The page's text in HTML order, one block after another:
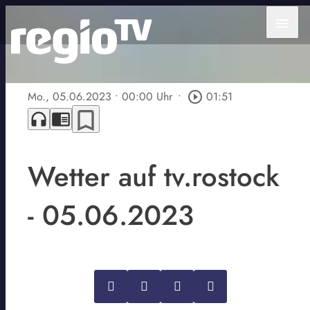
Mo., 05.06.2023 • 00:00 Uhr • play_circle_outline 01:51
headphones chrome_reader_mode bookmark_border
Wetter auf tv.rostock
- 05.06.2023